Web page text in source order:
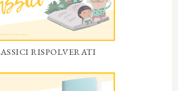
RISPOLVERATI